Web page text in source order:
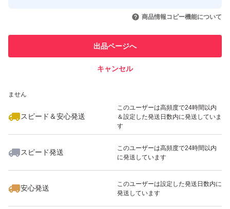
引を完了させた実績があります
での取引実績があります
ません
スピード＆安心発送
このユーザーは高頻度で24時間以内
＆設定した発送日数内に発送していま
す
スピード発送
このユーザーは高頻度で24時間以内
に発送しています
安心発送
このユーザーは設定した発送日数内に
発送しています
商品情報コピー機能について
出品ページへ
キャンセル
いいね！
4,780